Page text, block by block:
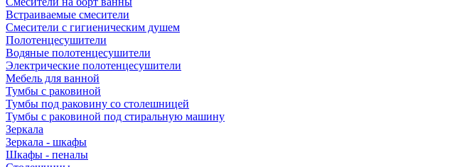
Встраиваемые смесители
Смесители с гигиеническим душем
Полотенцесушители
Водяные полотенцесушители
Электрические полотенцесушители
Мебель для ванной
Тумбы с раковиной
Тумбы под раковину со столешницей
Тумбы с раковиной под стиральную машину
Зеркала
Зеркала - шкафы
Шкафы - пеналы